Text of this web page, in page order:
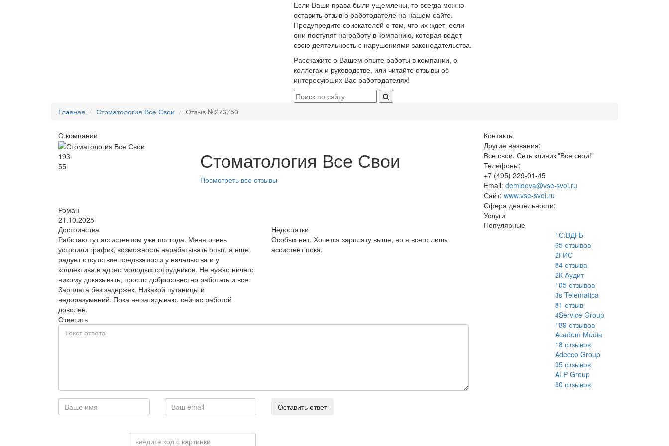
Если Ваши права были ущемлены, то всегда можно
оставить отзыв о работодателе на нашем сайте.
Предупредите соискателей о том, что их ждет, если
они поступят на работу в компанию, которая ведет
свою деятельность с нарушениями законодательства.
Расскажите о Вашем опыте работы в компании, о
коллегах и руководстве, или читайте отзывы об
интересующих Вас работодателях!
Главная Стоматология Все Свои Отзыв №276750
О компании
193
55
Стоматология Все Свои
Посмотреть все отзывы
Роман
21.10.2025
Достоинства
Работаю тут ассистентом уже полгода. Меня очень
устроили график, возможность нарабатывать опыт, а еще
радует отсутствие предвзятости у начальства и у
коллектива в адрес молодых сотрудников. Не нужно ничего
никому доказывать, просто добросовестно работать и все.
Зарплата без задержек. Никакой путаницы и
недоразумений. Пока не загадываю, сейчас работой
доволен.
Недостатки
Особых нет. Хочется зарплату выше, но я всего лишь
ассистент пока.
Ответить
Оставить ответ
Контакты
Другие названия:
Все свои, Сеть клиник "Все свои!"
Телефоны:
+7 (495) 229-01-45
Email: demidova@vse-svoi.ru
Сайт: www.vse-svoi.ru
Сфера деятельности:
Услуги
Популярные
1С:ВДГБ
65отзывов
2ГИС
84отзыва
2К Аудит
105отзывов
3s Telematica
81 отзыв
4Service Group
189 отзывов
Academ Media
18 отзывов
Adecco Group
35отзывов
ALP Group
60 отзывов